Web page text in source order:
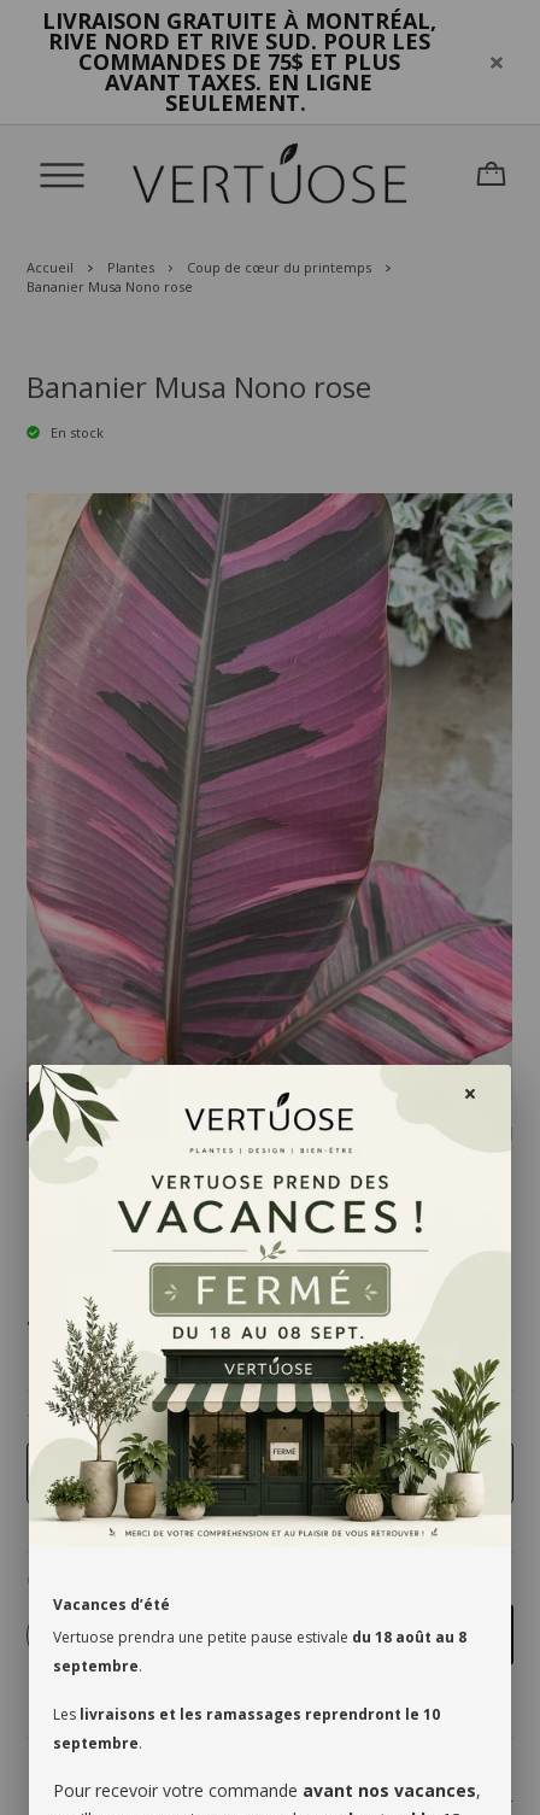
LIVRAISON GRATUITE À MONTRÉAL,
RIVE NORD ET RIVE SUD. POUR LES
COMMANDES DE 75$ ET PLUS
AVANT TAXES. EN LIGNE
SEULEMENT.
Accueil Plantes
Coup de cœur du printemps
Bananier Musa Nono rose
Bananier Musa Nono rose
En stock
79,00 $
taille
4 pouces
Quantité
- + Ajouter au panier
Partager
Vacances d’été
Vertuose prendra une petite pause estivale du 18 août au 8
septembre.
Les livraisons et les ramassages reprendront le 10
septembre.
Pour recevoir votre commande avant nos vacances,